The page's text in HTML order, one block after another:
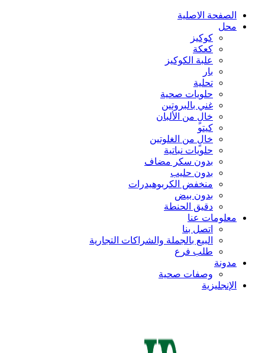
الصفحة الاصلية
محل
كوكيز
كعكة
علبة الكوكيز
بار
تحلية
حلويات صحية
غني بالبروتين
خالٍ من الألبان
كيتو
خالٍ من الغلوتين
حلويات نباتية
بدون سكر مضاف
بدون حليب
منخفض الكربوهيدرات
بدون بيض
دقيق الحنطة
معلومات عنا
اتصل بنا
البيع بالجملة والشراكات التجارية
طلب فرع
مدونة
وصفات صحية
الإنجليزية